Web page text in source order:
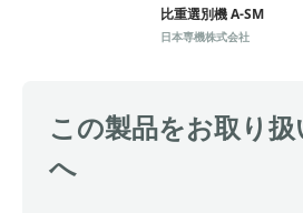
比重選別機 A-SM
日本専機株式会社
この製品をお取り
へ